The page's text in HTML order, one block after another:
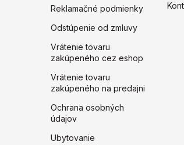
Reklamačné podmienky
Odstúpenie od zmluvy
Vrátenie tovaru
zakúpeného cez eshop
Vrátenie tovaru
zakúpeného na predajni
Ochrana osobných
údajov
Ubytovanie